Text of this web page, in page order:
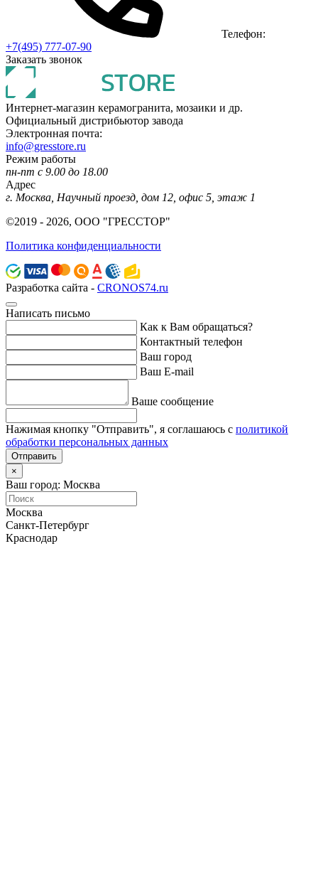
Телефон:
+7(495) 777-07-90
Заказать звонок
Интернет-магазин керамогранита, мозаики и др.
Официальный дистрибьютор завода
Электронная почта:
info@gresstore.ru
Режим работы
пн-пт с 9.00 до 18.00
Адрес
г. Москва, Научный проезд, дом 12, офис 5, этаж 1
©2019 - 2026, ООО "ГРЕССТОР"
Политика конфиденциальности
Разработка сайта - CRONOS74.ru
Написать письмо
Как к Вам обращаться?
Контактный телефон
Ваш город
Ваш E-mail
Ваше сообщение
Нажимая кнопку "Отправить", я соглашаюсь с политикой
обработки персональных данных
Отправить
×
Ваш город: Москва
Москва
Санкт-Петербург
Краснодар